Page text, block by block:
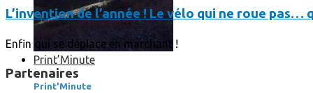
Print’Minute
Print'Minute
L’invention de l’année ! Le vélo qui ne roue pas…
Enfin qui se déplace en marchant !
Partenaires